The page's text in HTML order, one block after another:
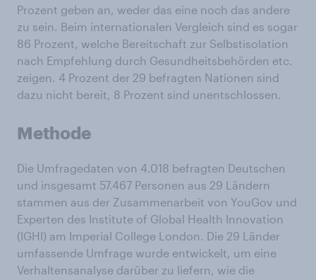
Prozent geben an, weder das eine noch das andere
zu sein. Beim internationalen Vergleich sind es sogar
86 Prozent, welche Bereitschaft zur Selbstisolation
nach Empfehlung durch Gesundheitsbehörden etc.
zeigen. 4 Prozent der 29 befragten Nationen sind
dazu nicht bereit, 8 Prozent sind unentschlossen.
Methode
Die Umfragedaten von 4.018 befragten Deutschen
und insgesamt 57.467 Personen aus 29 Ländern
stammen aus der Zusammenarbeit von YouGov und
Experten des Institute of Global Health Innovation
(IGHI) am Imperial College London. Die 29 Länder
umfassende Umfrage wurde entwickelt, um eine
Verhaltensanalyse darüber zu liefern, wie die